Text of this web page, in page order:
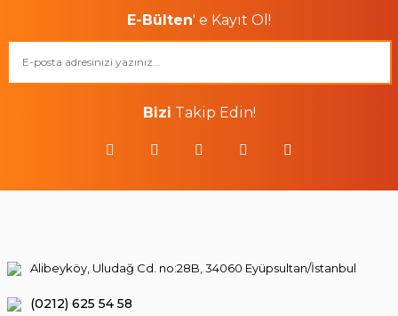
E-Bülten' e Kayıt Ol!
Bizi Takip Edin!
Alibeyköy, Uludağ Cd. no:28B, 34060 Eyüpsultan/İstanbul
(0212) 625 54 58